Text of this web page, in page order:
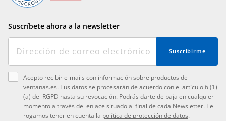
Suscríbete ahora a la newsletter
Suscribirme
Acepto recibir e-mails con información sobre productos de
ventanas.es. Tus datos se procesarán de acuerdo con el artículo 6 (1)
(a) del RGPD hasta su revocación. Podrás darte de baja en cualquier
momento a través del enlace situado al final de cada Newsletter. Te
rogamos tener en cuenta la política de protección de datos.